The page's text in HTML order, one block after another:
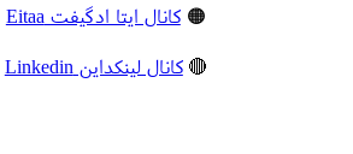
🟠کانال ایتا ادگیفت Eitaa
🔴 کانال لینکداین Linkedin